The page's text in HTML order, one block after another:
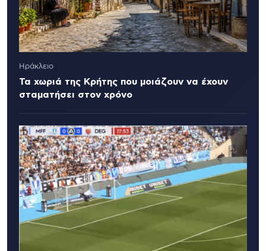
Ηράκλειο
Τα χωριά της Κρήτης που μοιάζουν να έχουν
σταματήσει στον χρόνο